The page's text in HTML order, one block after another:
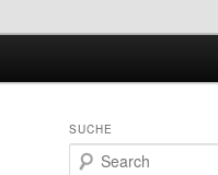
SUCHE
Search